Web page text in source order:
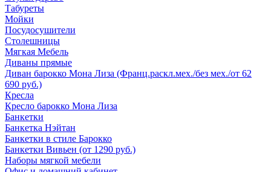
Табуреты
Мойки
Посудосушители
Столешницы
Мягкая Мебель
Диваны прямые
Диван барокко Мона Лиза (Франц.раскл.мех./без мех./от 62
690 руб.)
Кресла
Кресло барокко Мона Лиза
Банкетки
Банкетка Нэйтан
Банкетки в стиле Барокко
Банкетки Вивьен (от 1290 руб.)
Наборы мягкой мебели